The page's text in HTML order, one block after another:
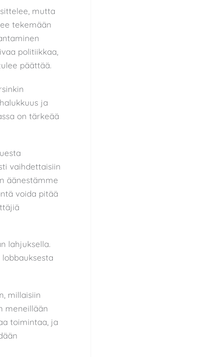
mutta
tekemään
politiikkaa,
päättää.
ja
on tärkeää
vaihdettaisiin
äänestämme
voida pitää
lahjuksella.
millaisiin
meneillään
toimintaa, ja